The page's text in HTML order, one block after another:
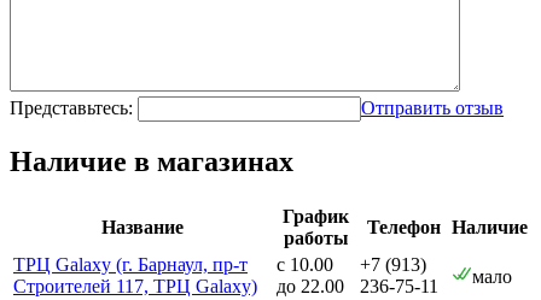
Представьтесь: Отправить отзыв
Наличие в магазинах
Название
График
работы
Телефон Наличие
ТРЦ Galaxy (г. Барнаул, пр-т
Строителей 117, ТРЦ Galaxy)
с 10.00
до 22.00
+7 (913)
236-75-11
мало